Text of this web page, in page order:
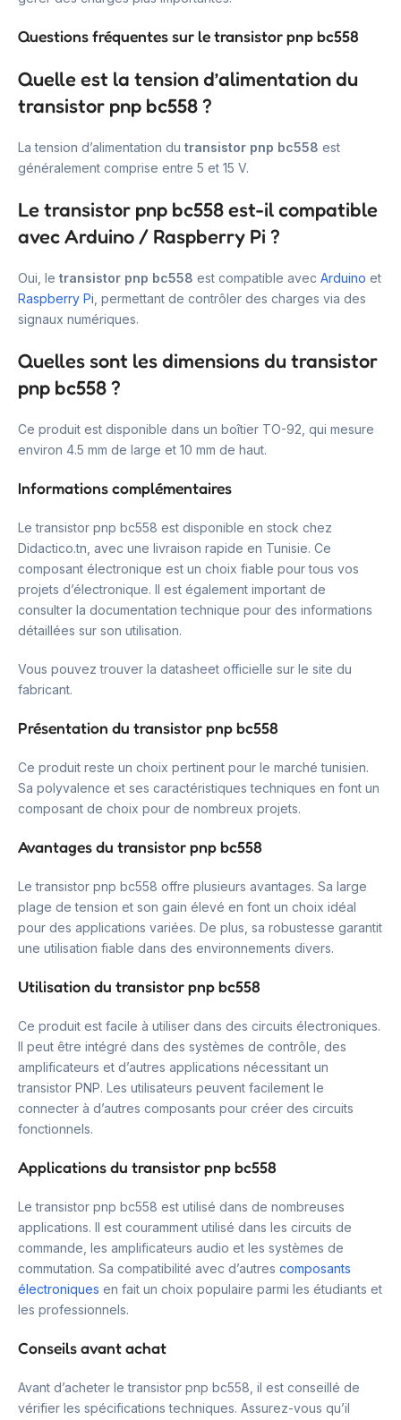
Questions fréquentes sur le transistor pnp bc558
Quelle est la tension d’alimentation du
transistor pnp bc558 ?
La tension d’alimentation du transistor pnp bc558 est
généralement comprise entre 5 et 15 V.
Le transistor pnp bc558 est-il compatible
avec Arduino / Raspberry Pi ?
Oui, le transistor pnp bc558 est compatible avec Arduino et
Raspberry Pi , permettant de contrôler des charges via des
signaux numériques.
Quelles sont les dimensions du transistor
pnp bc558 ?
Ce produit est disponible dans un boîtier TO-92, qui mesure
environ 4.5 mm de large et 10 mm de haut.
Informations complémentaires
Le transistor pnp bc558 est disponible en stock chez
Didactico.tn, avec une livraison rapide en Tunisie. Ce
composant électronique est un choix fiable pour tous vos
projets d’électronique. Il est également important de
consulter la documentation technique pour des informations
détaillées sur son utilisation.
Vous pouvez trouver la datasheet officielle sur le site du
fabricant.
Présentation du transistor pnp bc558
Ce produit reste un choix pertinent pour le marché tunisien.
Sa polyvalence et ses caractéristiques techniques en font un
composant de choix pour de nombreux projets.
Avantages du transistor pnp bc558
Le transistor pnp bc558 offre plusieurs avantages. Sa large
plage de tension et son gain élevé en font un choix idéal
pour des applications variées. De plus, sa robustesse garantit
une utilisation fiable dans des environnements divers.
Utilisation du transistor pnp bc558
Ce produit est facile à utiliser dans des circuits électroniques.
Il peut être intégré dans des systèmes de contrôle, des
amplificateurs et d’autres applications nécessitant un
transistor PNP. Les utilisateurs peuvent facilement le
connecter à d’autres composants pour créer des circuits
fonctionnels.
Applications du transistor pnp bc558
Le transistor pnp bc558 est utilisé dans de nombreuses
applications. Il est couramment utilisé dans les circuits de
commande, les amplificateurs audio et les systèmes de
commutation. Sa compatibilité avec d’autres composants
électroniques en fait un choix populaire parmi les étudiants et
les professionnels.
Conseils avant achat
Avant d’acheter le transistor pnp bc558, il est conseillé de
vérifier les spécifications techniques. Assurez-vous qu’il